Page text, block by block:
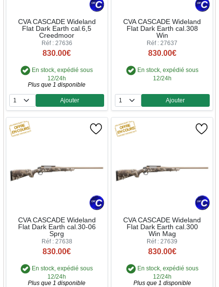
CVA CASCADE Wideland
Flat Dark Earth cal.6,5
Creedmoor
Réf : 27636
830.00€
En stock, expédié sous
12/24h
Plus que 1 disponible
Quantité
Ajouter
CVA CASCADE Wideland
Flat Dark Earth cal.308
Win
Réf : 27637
830.00€
En stock, expédié sous
12/24h
Quantité
Ajouter
CVA CASCADE Wideland
Flat Dark Earth cal.30-06
Sprg
Réf : 27638
830.00€
En stock, expédié sous
12/24h
Plus que 1 disponible
CVA CASCADE Wideland
Flat Dark Earth cal.300
Win Mag
Réf : 27639
830.00€
En stock, expédié sous
12/24h
Plus que 1 disponible